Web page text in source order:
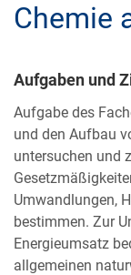
Chemie
Aufgaben und
Aufgabe des
und den Aufbau
untersuchen und
Umwandlungen,
bestimmen. Zur
Energieumsatz
allgemeinen